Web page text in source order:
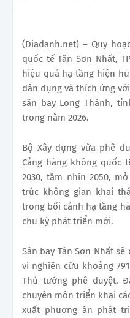
(Diadanh.net) – Quy
quốc tế Tân Sơn Nhất,
hiệu quả hạ tầng hiện
dân dụng và thích ứng
sân bay Long Thành,
trong năm 2026.
Bộ Xây dựng vừa phê
Cảng hàng không quốc
2030, tầm nhìn 2050,
trúc không gian khai
trong bối cảnh hạ tầng
chu kỳ phát triển mới.
Sân bay Tân Sơn Nhất
vi nghiên cứu khoảng
Thủ tướng phê duyệt.
chuyên môn triển khai
xuất phương án phát